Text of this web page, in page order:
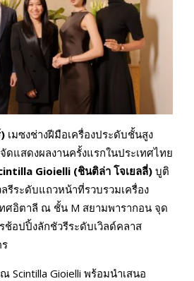
เมซงช่างฝีมือเครื่องประดับชั้นสูง
แสดงผลงานครั้งแรกในประเทศไทย
Gioielli (ชินติล่า โจเยลลี่) บูติ
รีระดับแถวหน้าที่รวบรวมเครื่อง
ศอิตาลี ณ ชั้น M สยามพารากอน จุด
ช้อปปิ้งลักชัวรีระดับเวิลด์คลาส
Scintilla Gioielli พร้อมนำเสนอ